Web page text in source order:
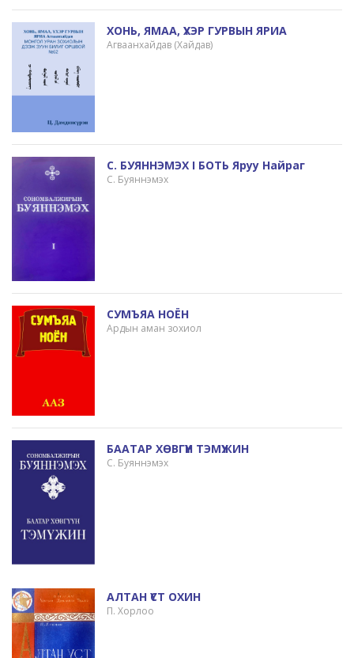
ХОНЬ, ЯМАА, ҮХЭР ГУРВЫН ЯРИА
Агваанхайдав (Хайдав)
С. БУЯННЭМЭХ I БОТЬ Яруу Найраг
С. Буяннэмэх
СУМЪЯА НОЁН
Ардын аман зохиол
БААТАР ХӨВГҮҮН ТЭМҮЖИН
С. Буяннэмэх
АЛТАН ҮСТ ОХИН
П. Хорлоо